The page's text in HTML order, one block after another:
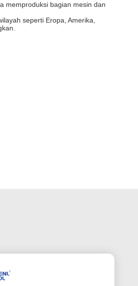
memproduksi bagian mesin dan
seperti Eropa, Amerika,